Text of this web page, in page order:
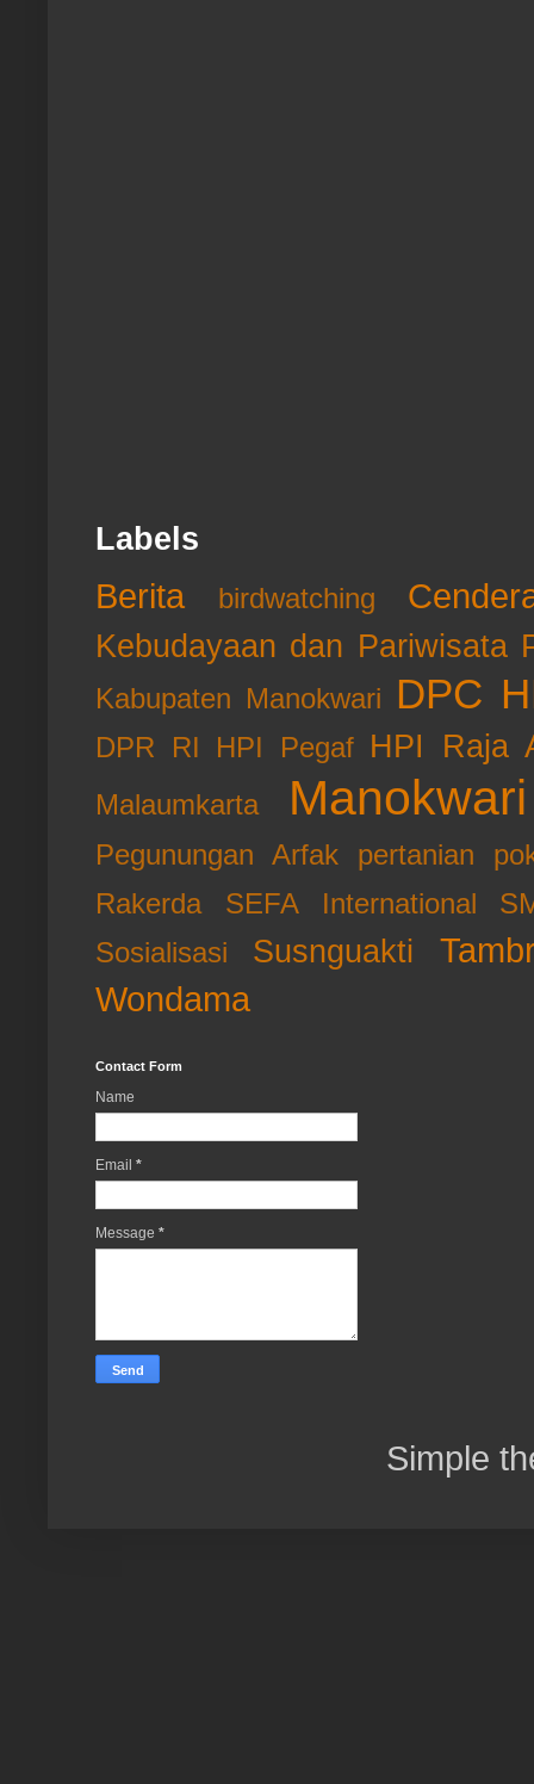
Labels
Berita birdwatching
Kebudayaan dan Pariwisata
Kabupaten Manokwari DPC
DPR RI HPI Pegaf HPI Raja
Malaumkarta Manokwari
Pegunungan Arfak pertanian
Rakerda
SEFA International
Sosialisasi
Susnguakti
Wondama
Contact Form
Name
Email *
Message *
Simple